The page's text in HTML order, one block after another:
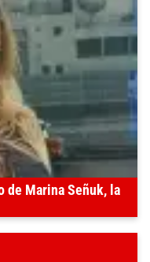
de Marina Señuk, la